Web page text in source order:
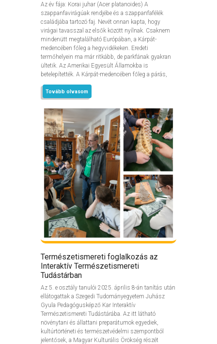
Az év fája: Korai juhar (Acer platanoides) A
szappanfavirágúak rendjébe és a szappanfafélék
családjába tartozó faj. Nevét onnan kapta, hogy
virágai tavasszal az elsők között nyílnak. Csaknem
mindenütt megtalálható Európában, a Kárpát-
medencében főleg a hegyvidékeken. Eredeti
termőhelyein ma már ritkább, de parkfának gyakran
ültetik. Az Amerikai Egyesült Államokba is
betelepítették. A Kárpát-medencében főleg a párás,
Tovább olvasom
Természetismereti foglalkozás az
Interaktív Természetismereti
Tudástárban
Az 5. e osztály tanulói 2025. április 8-án tanítás után
ellátogattak a Szegedi Tudományegyetem Juhász
Gyula Pedagógusképző Kar Interaktív
Természetismereti Tudástárába. Az itt látható
növénytani és állattani preparátumok egyediek,
kultúrtörténeti és természetvédelmi szempontból
jelentősek, a Magyar Kulturális Örökség részét